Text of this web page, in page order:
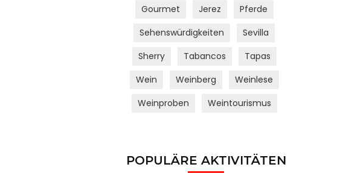
Gourmet
Jerez
Pferde
Sehenswürdigkeiten
Sevilla
Sherry
Tabancos
Tapas
Wein
Weinberg
Weinlese
Weinproben
Weintourismus
POPULÄRE AKTIVITÄTEN